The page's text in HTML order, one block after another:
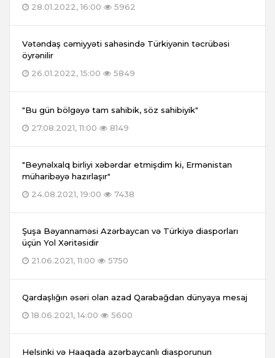
28.01.2022, 16:00
5962
Vətəndaş cəmiyyəti sahəsində Türkiyənin təcrübəsi
öyrənilir
26.01.2022, 15:00
5849
"Bu gün bölgəyə tam sahibik, söz sahibiyik"
27.08.2021, 11:00
8149
"Beynəlxalq birliyi xəbərdar etmişdim ki, Ermənistan
müharibəyə hazırlaşır"
24.08.2021, 19:00
7438
Şuşa Bəyannaməsi Azərbaycan və Türkiyə diasporları
üçün Yol Xəritəsidir
21.06.2021, 11:00
5750
Qardaşlığın əsəri olan azad Qarabağdan dünyaya mesaj
18.06.2021, 14:00
5600
Helsinki və Haaqada azərbaycanlı diasporunun